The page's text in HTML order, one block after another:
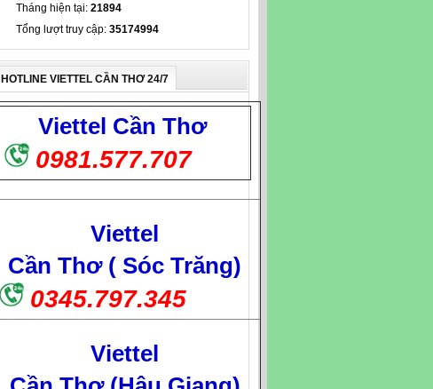
Tháng hiện tại: 21894
Tổng lượt truy cập: 35174994
HOTLINE VIETTEL CẦN THƠ 24/7
Viettel Cần Thơ
0981.577.707
Viettel
Cần Thơ ( Sóc Trăng)
0345.797.345
Viettel